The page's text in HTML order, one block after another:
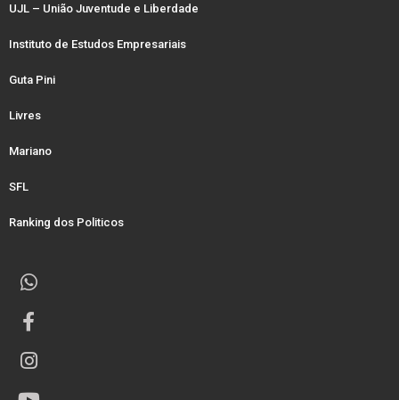
UJL – União Juventude e Liberdade
Instituto de Estudos Empresariais
Guta Pini
Livres
Mariano
SFL
Ranking dos Politicos